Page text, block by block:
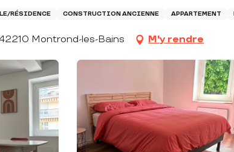
RÉSIDENCE CONSTRUCTION ANCIENNE APPARTEMENT
Montrond-les-Bains M'y rendre